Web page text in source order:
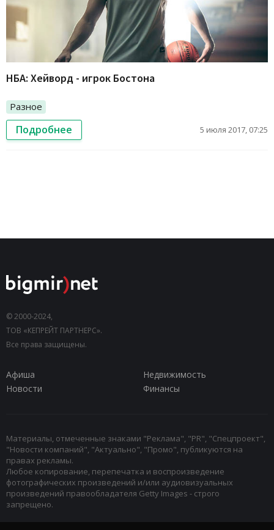
НБА: Хейворд - игрок Бостона
Разное
Подробнее 5 июля 2017, 07:25
© 2000-2024,
ТОВ «КЕПРЕЙТ ПАРТНЕРС».
Все права защищены.
Афиша
Недвижимость
Новости
Финансы
Материалы, отмеченные знаками "Реклама", "PR", "Спецпроект",
"Новости компаний", "Актуально", "Промо", публикуются на
правах рекламы.
Любое копирование, перепечатка и воспроизведение
фотографических произведений и/или аудиовизуальных
произведений правообладателя Getty Images - строго
запрещено.